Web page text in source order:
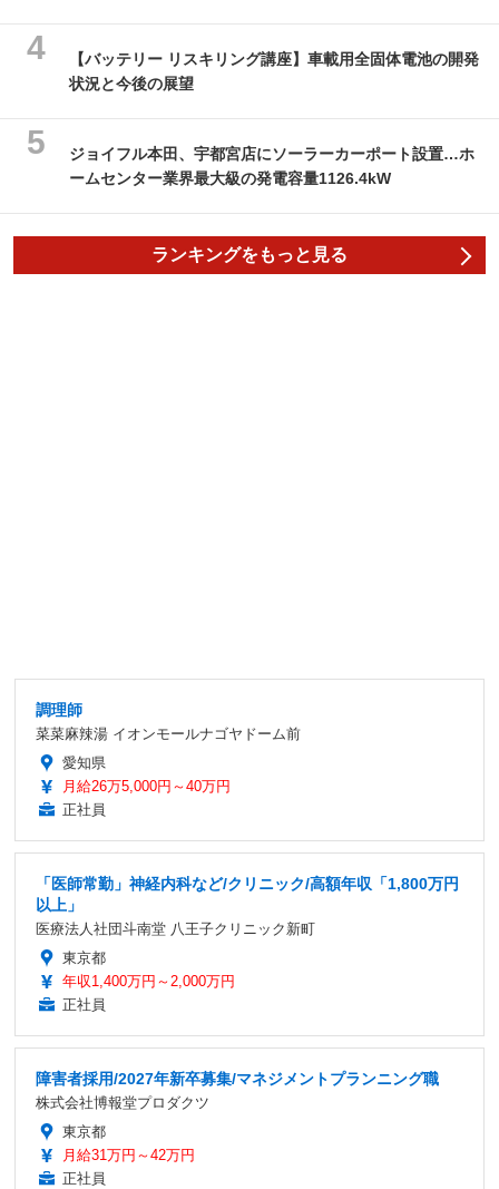
【バッテリー リスキリング講座】車載用全固体電池の開発
状況と今後の展望
ジョイフル本田、宇都宮店にソーラーカーポート設置…ホ
ームセンター業界最大級の発電容量1126.4kW
ランキングをもっと見る
調理師
菜菜麻辣湯 イオンモールナゴヤドーム前
愛知県
月給26万5,000円～40万円
正社員
「医師常勤」神経内科など/クリニック/高額年収「1,800万円
以上」
医療法人社団斗南堂 八王子クリニック新町
東京都
年収1,400万円～2,000万円
正社員
障害者採用/2027年新卒募集/マネジメントプランニング職
株式会社博報堂プロダクツ
東京都
月給31万円～42万円
正社員